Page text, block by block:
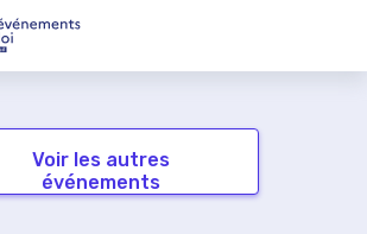
Voir les autres
événements